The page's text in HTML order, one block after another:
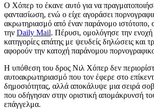
Ο Χόπερ το έκανε αυτό για να
φαντασίωση, ενώ ο είχε αγοράσει
ακρωτηριασμό από έναν παράνομο
την Daily Mail. Πέρυσι, ομολόγησε την ενοχή
κατηγορίες απάτης με ψευδείς δηλώσεις και
αφορούν την κατοχή παράνομου
Η υπόθεση του δρος Νιλ Χόπερ δεν
αυτοακρωτηριασμό που τον έφερε στο
δημοσιότητας, αλλά αποκάλυψε μια σειρά
που οδήγησαν στην οριστική απομάκρυνσή
επάγγελμα.